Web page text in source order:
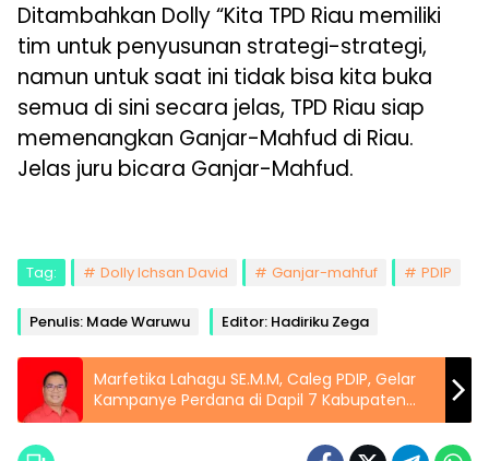
Ditambahkan Dolly “Kita TPD Riau memiliki
tim untuk penyusunan strategi-strategi,
namun untuk saat ini tidak bisa kita buka
semua di sini secara jelas, TPD Riau siap
memenangkan Ganjar-Mahfud di Riau.
Jelas juru bicara Ganjar-Mahfud.
Tag: Dolly Ichsan David Ganjar-mahfuf PDIP
Penulis: Made Waruwu Editor: Hadiriku Zega
Marfetika Lahagu SE.M.M, Caleg PDIP, Gelar
Kampanye Perdana di Dapil 7 Kabupaten
Bekasi